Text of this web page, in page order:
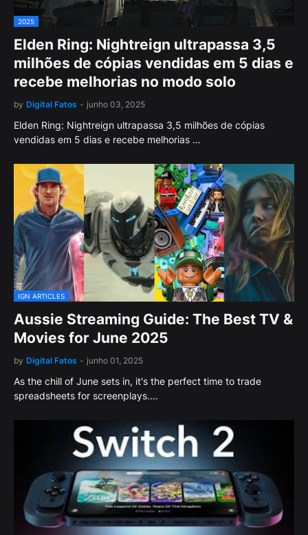
2025
Elden Ring: Nightreign ultrapassa 3,5
milhões de cópias vendidas em 5 dias e
recebe melhorias no modo solo
by Digital Fatos - junho 03, 2025
Elden Ring: Nightreign ultrapassa 3,5 milhões de cópias
vendidas em 5 dias e recebe melhorias …
IGN ARTICLES
Aussie Streaming Guide: The Best TV &
Movies for June 2025
by Digital Fatos - junho 01, 2025
As the chill of June sets in, it's the perfect time to trade
spreadsheets for screenplays.…